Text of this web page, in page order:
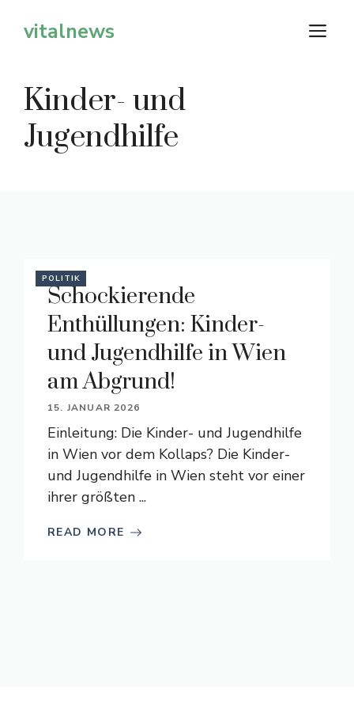
Inhaltvitalnews
Kinder- und
Jugendhilfe
POLITIK
Schockierende
Enthüllungen: Kinder-
und Jugendhilfe in Wien
am Abgrund!
15. JANUAR 2026
Einleitung: Die Kinder- und Jugendhilfe
in Wien vor dem Kollaps? Die Kinder-
und Jugendhilfe in Wien steht vor einer
ihrer größten ...
READ MORE